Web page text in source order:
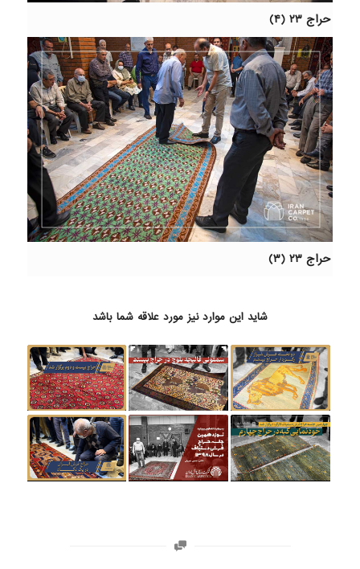
حراج ۲۳ (۴)
حراج ۲۳ (۳)
شاید این موارد نیز مورد علاقه شما باشد